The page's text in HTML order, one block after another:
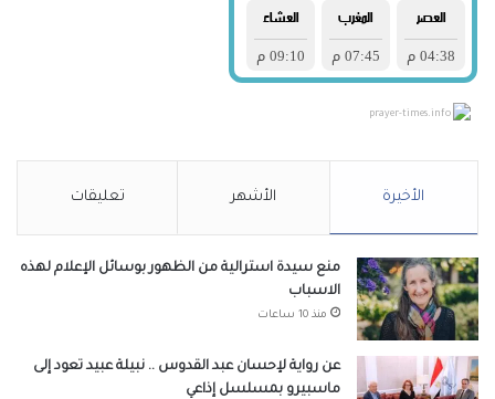
prayer-times.info
الأخيرة الأشهر تعليقات
منع سيدة استرالية من الظهور بوسائل الإعلام لهذه
الاسباب
منذ 10 ساعات
عن رواية لإحسان عبد القدوس .. نبيلة عبيد تعود إلى
ماسبيرو بمسلسل إذاعي